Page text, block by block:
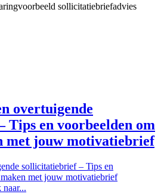
voorbeeld sollicitatiebriefadvies
overtuigende
en voorbeelden om
met jouw motivatiebrief
sollicitatiebrief – Tips en
met jouw motivatiebrief